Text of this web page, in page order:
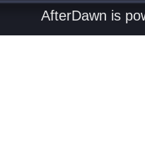
AfterDawn is